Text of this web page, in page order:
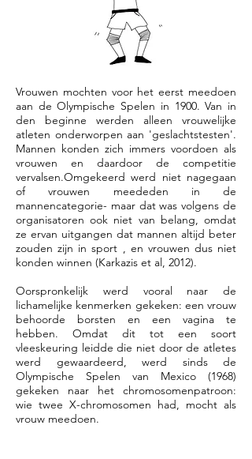
Vrouwen mochten voor het eerst meedoen
aan de Olympische Spelen in 1900. Van in
den beginne werden alleen vrouwelijke
atleten onderworpen aan 'geslachtstesten'.
Mannen konden zich immers voordoen als
vrouwen en daardoor de competitie
vervalsen.Omgekeerd werd niet nagegaan
of vrouwen meededen in de
mannencategorie- maar dat was volgens de
organisatoren ook niet van belang, omdat
ze ervan uitgangen dat mannen altijd beter
zouden zijn in sport , en vrouwen dus niet
konden winnen (Karkazis et al, 2012).
Oorspronkelijk werd vooral naar de
lichamelijke kenmerken gekeken: een vrouw
behoorde borsten en een vagina te
hebben. Omdat dit tot een soort
vleeskeuring leidde die niet door de atletes
werd gewaardeerd, werd sinds de
Olympische Spelen van Mexico (1968)
gekeken naar het chromosomenpatroon:
wie twee X-chromosomen had, mocht als
vrouw meedoen.